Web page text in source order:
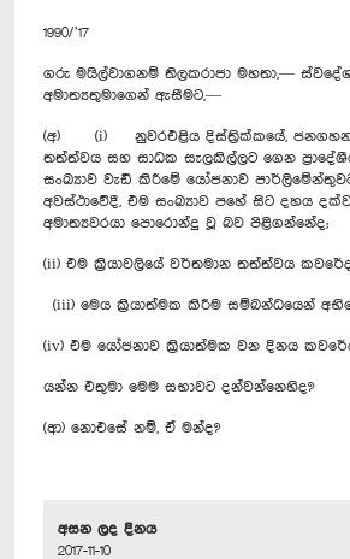
1990/’17
ගරු මයිල්වාගනම් තිලකරාජා මහතා,—
අමාත්‍යතුමාගෙන් ඇසීමට,—
(අ) (i) නුවරඑළිය දිස්ත්‍රික්කයේ,
තත්ත්වය සහ සාධක සැලකිල්ලට ගෙන
සංඛ්‍යාව වැඩි කිරීමේ යෝජනාව
අවස්ථාවේදී, ‍එම සංඛ්‍යාව පහේ සිට දහය
අමාත්‍යවරයා පොරොන්දු වූ බව පිළිගන්නේද;
(ii) එම ක්‍රියාවලියේ වර්තමාන තත්ත්වය
(iii) මෙය ක්‍රියාත්මක කිරීම සම්බන්ධයෙන්
(iv) එම යෝජනාව ක්‍රියාත්මක වන දිනය
යන්න එතුමා මෙම සභාවට දන්වන්නෙහිද?
(ආ) නොඑසේ නම්, ඒ මන්ද?
අසන ලද දිනය
2017-11-10